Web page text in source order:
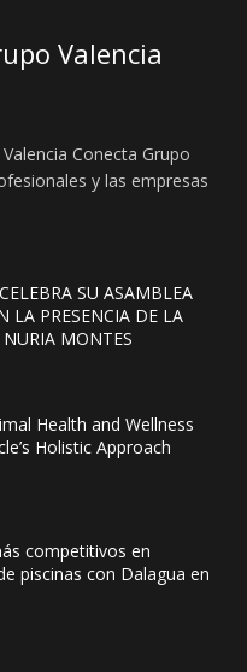
Valencia
Conecta Grupo
y las empresas
SU ASAMBLEA
LA PRESENCIA DE LA
NURIA MONTES
Health and Wellness
Holistic Approach
competitivos en
piscinas con Dalagua en